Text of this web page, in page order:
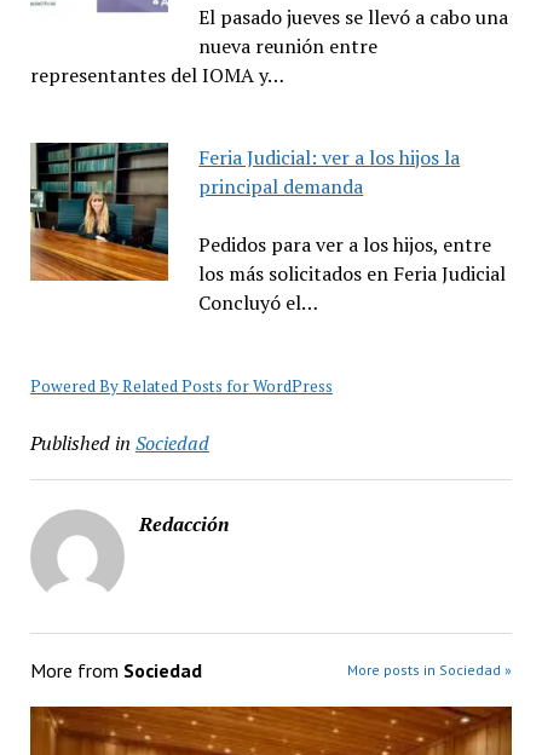
El pasado jueves se llevó a cabo una
nueva reunión entre
representantes del IOMA y…
Feria Judicial: ver a los hijos la
principal demanda
Pedidos para ver a los hijos, entre
los más solicitados en Feria Judicial
Concluyó el…
Powered By Related Posts for WordPress
Published in Sociedad
Redacción
More from Sociedad More posts in Sociedad »